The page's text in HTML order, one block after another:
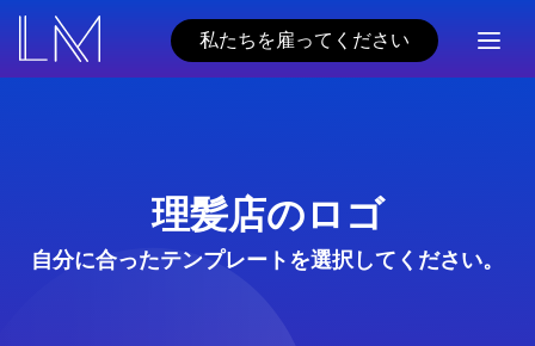
私たちを雇ってください
理髪店のロゴ
自分に合ったテンプレートを選択してください。